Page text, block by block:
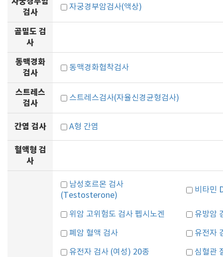
검사
자궁경부암검사(액상)
골밀도 검
사
동맥경화
검사
동맥경화협착검사
스트레스
검사
스트레스검사(자율신경균형검사)
간염 검사 A형 간염
혈액형 검
사
남성호르몬 검사
(Testosterone)
비타민
위암 고위험도 검사 펩시노겐 유방암
폐암 혈액 검사 유전자
유전자 검사 (여성) 20종 심혈관